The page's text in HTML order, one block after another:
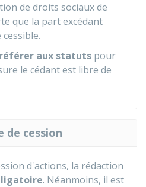
de droits sociaux de
que la part excédant
aux statuts pour
le cédant est libre de
de cession
d'actions, la rédaction
. Néanmoins, il est